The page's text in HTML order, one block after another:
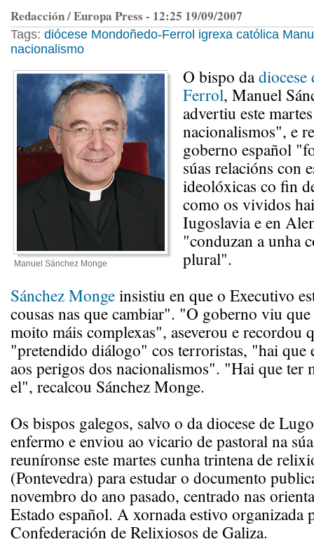
Redacción / Europa Press - 12:25 19/09/2007
Tags: diócese Mondoñedo-Ferrol igrexa católica
nacionalismo
Manuel Sánchez Monge
O bispo da
Ferrol, Manuel
advertiu este
nacionalismos", e
goberno español
súas relacións con
ideolóxicas co fin
como os vividos
Iugoslavia e en
"conduzan a unha
plural".
Sánchez Mongeinsistiu en que o Executivo
cousas nas que cambiar". "O goberno viu que
moito máis complexas", aseverou e recordou
"pretendido diálogo" cos terroristas, "hai que
aos perigos dos nacionalismos". "Hai que ter
el", recalcou Sánchez Monge.
Os bispos galegos, salvo o da diocese de
enfermo e enviou ao vicario de pastoral na
reuníronse este martes cunha trintena de
(Pontevedra) para estudar o documento
novembro do ano pasado, centrado nas
Estado español. A xornada estivo organizada
Confederación de Relixiosos de Galiza.